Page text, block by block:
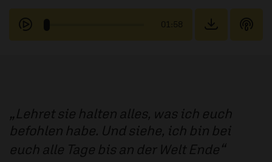
PROGRAMM 01:58
Lehret sie halten alles, was ich euch
befohlen habe. Und siehe, ich bin bei
euch alle Tage bis an der Welt Ende